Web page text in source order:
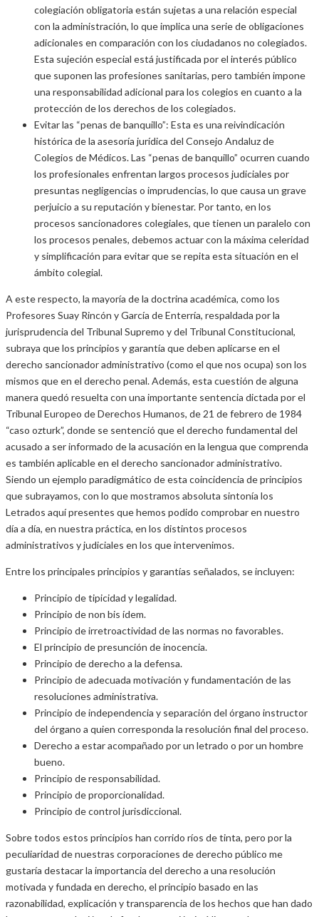
colegiación obligatoria están sujetas a una relación especial
con la administración, lo que implica una serie de obligaciones
adicionales en comparación con los ciudadanos no colegiados.
Esta sujeción especial está justificada por el interés público
que suponen las profesiones sanitarias, pero también impone
una responsabilidad adicional para los colegios en cuanto a la
protección de los derechos de los colegiados.
Evitar las “penas de banquillo”: Esta es una reivindicación
histórica de la asesoría jurídica del Consejo Andaluz de
Colegios de Médicos. Las “penas de banquillo” ocurren cuando
los profesionales enfrentan largos procesos judiciales por
presuntas negligencias o imprudencias, lo que causa un grave
perjuicio a su reputación y bienestar. Por tanto, en los
procesos sancionadores colegiales, que tienen un paralelo con
los procesos penales, debemos actuar con la máxima celeridad
y simplificación para evitar que se repita esta situación en el
ámbito colegial.
A este respecto, la mayoría de la doctrina académica, como los
Profesores Suay Rincón y García de Enterría, respaldada por la
jurisprudencia del Tribunal Supremo y del Tribunal Constitucional,
subraya que los principios y garantía que deben aplicarse en el
derecho sancionador administrativo (como el que nos ocupa) son los
mismos que en el derecho penal. Además, esta cuestión de alguna
manera quedó resuelta con una importante sentencia dictada por el
Tribunal Europeo de Derechos Humanos, de 21 de febrero de 1984
“caso ozturk”, donde se sentenció que el derecho fundamental del
acusado a ser informado de la acusación en la lengua que comprenda
es también aplicable en el derecho sancionador administrativo.
Siendo un ejemplo paradigmático de esta coincidencia de principios
que subrayamos, con lo que mostramos absoluta sintonía los
Letrados aquí presentes que hemos podido comprobar en nuestro
día a día, en nuestra práctica, en los distintos procesos
administrativos y judiciales en los que intervenimos.
Entre los principales principios y garantías señalados, se incluyen:
Principio de tipicidad y legalidad.
Principio de non bis ídem.
Principio de irretroactividad de las normas no favorables.
El principio de presunción de inocencia.
Principio de derecho a la defensa.
Principio de adecuada motivación y fundamentación de las
resoluciones administrativa.
Principio de independencia y separación del órgano instructor
del órgano a quien corresponda la resolución final del proceso.
Derecho a estar acompañado por un letrado o por un hombre
bueno.
Principio de responsabilidad.
Principio de proporcionalidad.
Principio de control jurisdiccional.
Sobre todos estos principios han corrido ríos de tinta, pero por la
peculiaridad de nuestras corporaciones de derecho público me
gustaría destacar la importancia del derecho a una resolución
motivada y fundada en derecho, el principio basado en las
razonabilidad, explicación y transparencia de los hechos que han dado